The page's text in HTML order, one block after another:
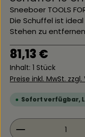
Sneeboer TOOLS
Die Schuffel ist
Stehen zu entfernen
Regulärer Preis:
81,13 €
Inhalt: 1 Stück
Preise inkl. MwSt.
Sofort verfügbar,
Produkt Anzahl: